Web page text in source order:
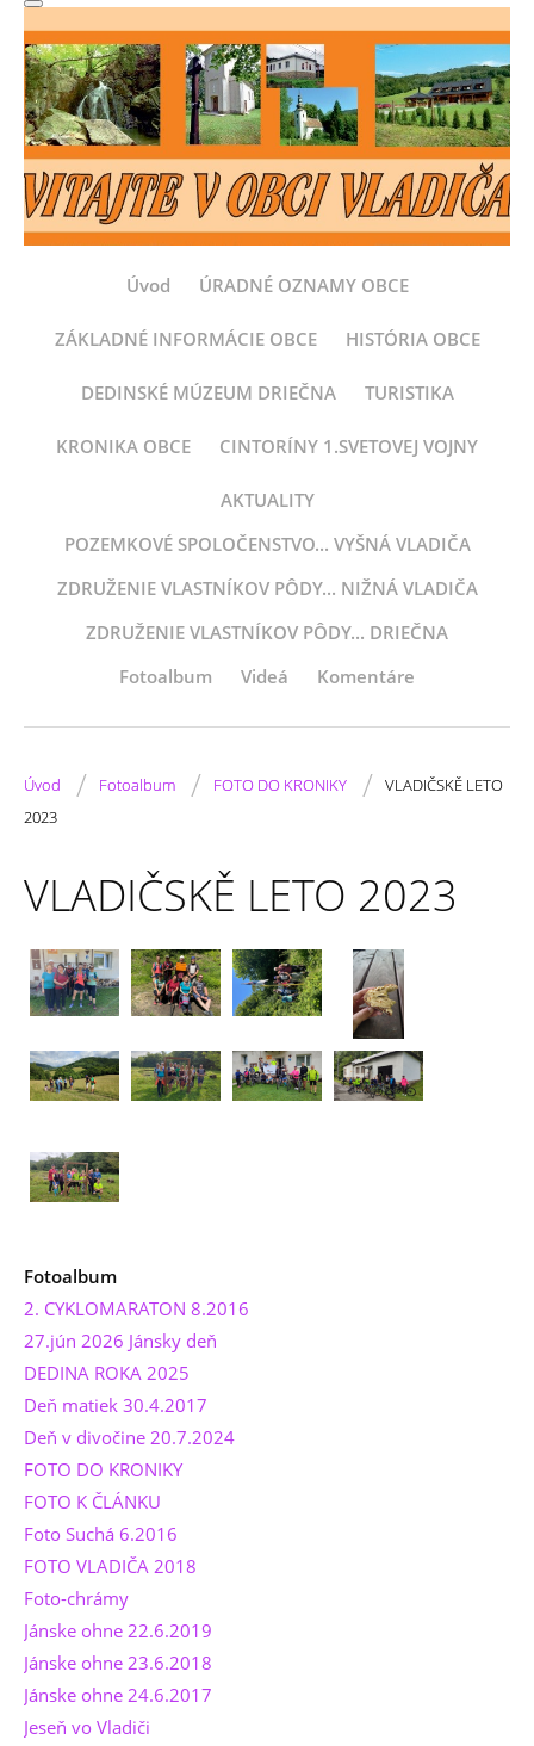
Úvod ÚRADNÉ OZNAMY OBCE
ZÁKLADNÉ INFORMÁCIE OBCE HISTÓRIA OBCE
DEDINSKÉ MÚZEUM DRIEČNA TURISTIKA
KRONIKA OBCE CINTORÍNY 1.SVETOVEJ VOJNY
AKTUALITY
POZEMKOVÉ SPOLOČENSTVO... VYŠNÁ VLADIČA
ZDRUŽENIE VLASTNÍKOV PÔDY... NIŽNÁ VLADIČA
ZDRUŽENIE VLASTNÍKOV PÔDY... DRIEČNA
Fotoalbum
Videá Komentáre
Úvod / Fotoalbum / FOTO DO KRONIKY / VLADIČSKĚ LETO
2023
VLADIČSKĚ LETO 2023
Fotoalbum
2. CYKLOMARATON 8.2016
27.jún 2026 Jánsky deň
DEDINA ROKA 2025
Deň matiek 30.4.2017
Deň v divočine 20.7.2024
FOTO DO KRONIKY
FOTO K ČLÁNKU
Foto Suchá 6.2016
FOTO VLADIČA 2018
Foto-chrámy
Jánske ohne 22.6.2019
Jánske ohne 23.6.2018
Jánske ohne 24.6.2017
Jeseň vo Vladiči